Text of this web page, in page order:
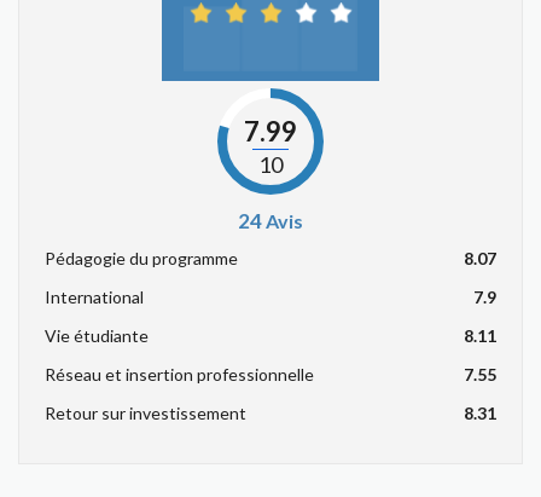
7.99
10
24Avis
Pédagogie du programme
8.07
International
7.9
Vie étudiante
8.11
Réseau et insertion professionnelle
7.55
Retour sur investissement
8.31